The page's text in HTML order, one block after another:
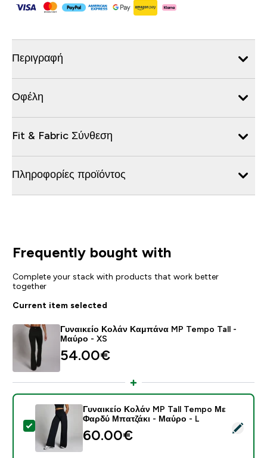
Περιγραφή
Οφέλη
Fit & Fabric Σύνθεση
Πληροφορίες προϊόντος
Frequently bought with
Complete your stack with products that work better
together
Current item selected
Γυναικείο Κολάν Καμπάνα MP Tempo Tall -
Μαύρο - XS
54.00€‎
Select this product - Γυναικείο Κολάν MP Tall
Γυναικείο Κολάν MP Tall Tempo Με
Φαρδύ Μπατζάκι - Μαύρο - L
60.00€‎